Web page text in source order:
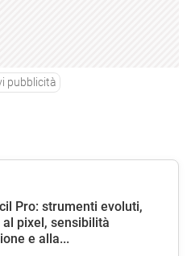
pubblicità
Pro: strumenti evoluti,
pixel, sensibilità
e alla...